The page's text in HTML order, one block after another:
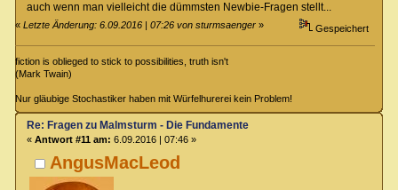
auch wenn man vielleicht die dümmsten Newbie-Fragen stellt...
«Letzte Änderung: 6.09.2016 | 07:26 von sturmsaenger » Gespeichert
fiction is oblieged to stick to possibilities, truth isn't
(Mark Twain)
Nur gläubige Stochastiker haben mit Würfelhurerei kein Problem!
AngusMacLeod
Re: Fragen zu Malmsturm - Die Fundamente
« Antwort #11 am: 6.09.2016 | 07:46 »